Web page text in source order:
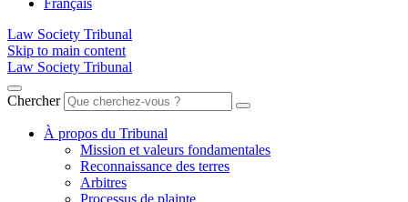
Français
Law Society Tribunal
Skip to main content
Law Society Tribunal
Chercher
À propos du Tribunal
Mission et valeurs fondamentales
Reconnaissance des terres
Arbitres
Processus de plainte